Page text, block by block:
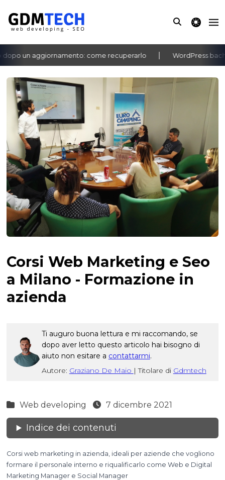
theme
un aggiornamento: come recuperarlo WordPress
‹ ›
Corsi Web Marketing e Seo
a Milano - Formazione in
azienda
Ti auguro buona lettura e mi raccomando, se
dopo aver letto questo articolo hai bisogno di
aiuto non esitare a contattarmi.
Autore: Graziano De Maio | Titolare di Gdmtech
Web developing 7 dicembre 2021
Indice dei contenuti
Corsi web marketing in azienda, ideali per aziende che vogliono
formare il personale interno e riqualificarlo come Web e Digital
Marketing Manager e Social Manager